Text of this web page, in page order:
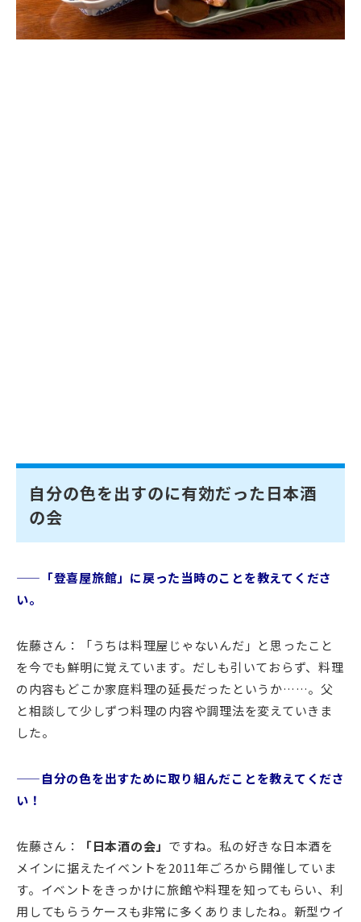
自分の色を出すのに有効だった日本酒
の会
——「登喜屋旅館」に戻った当時のことを教えてくださ
い。
佐藤さん：「うちは料理屋じゃないんだ」と思ったこと
を今でも鮮明に覚えています。だしも引いておらず、料理
の内容もどこか家庭料理の延長だったというか……。父
と相談して少しずつ料理の内容や調理法を変えていきま
した。
——自分の色を出すために取り組んだことを教えてくださ
い！
佐藤さん： 「日本酒の会」 ですね。私の好きな日本酒を
メインに据えたイベントを2011年ごろから開催していま
す。イベントをきっかけに旅館や料理を知ってもらい、利
用してもらうケースも非常に多くありましたね。新型ウイ